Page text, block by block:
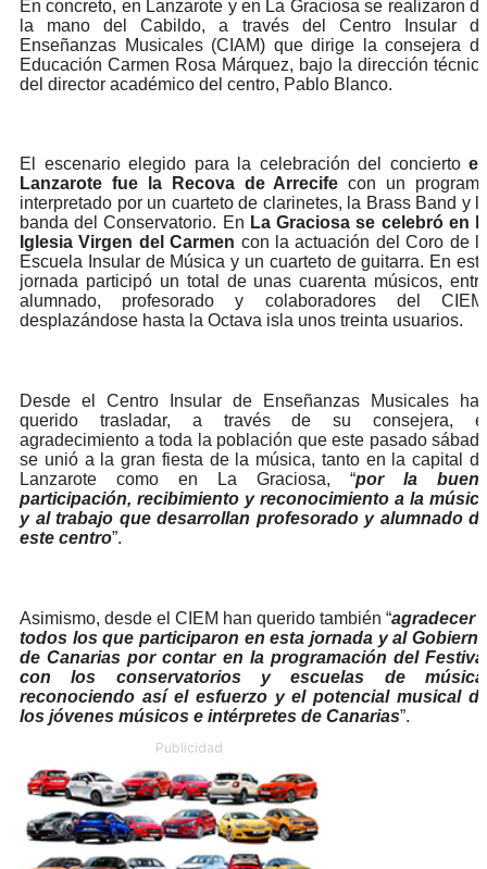
En concreto, en Lanzarote y en La Graciosa se realizaron
la mano del Cabildo, a través del Centro Insular
Enseñanzas Musicales (CIAM) que dirige la consejera
Educación Carmen Rosa Márquez, bajo la dirección
del director académico del centro, Pablo Blanco.
El escenario elegido para la celebración del concierto
Lanzarote fue la Recova de Arrecifecon un
interpretado por un cuarteto de clarinetes, la Brass Band y
banda del Conservatorio. En La Graciosa se celebró en
Iglesia Virgen del Carmen con la actuación del Coro de
Escuela Insular de Música y un cuarteto de guitarra. En
jornada participó un total de unas cuarenta músicos,
alumnado, profesorado y colaboradores del
desplazándose hasta la Octava isla unos treinta usuarios.
Desde el Centro Insular de Enseñanzas Musicales
querido trasladar, a través de su consejera,
agradecimiento a toda la población que este pasado
se unió a la gran fiesta de la música, tanto en la capital
Lanzarote como en La Graciosa, “por la
participación, recibimiento y reconocimiento a la
y al trabajo que desarrollan profesorado y alumnado
este centro”.
Asimismo, desde el CIEM han querido también “agradecer
todos los que participaron en esta jornada y al
de Canarias por contar en la programación del
con los conservatorios y escuelas de
reconociendo así el esfuerzo y el potencial musical
los jóvenes músicos e intérpretes de Canarias”.
Publicidad